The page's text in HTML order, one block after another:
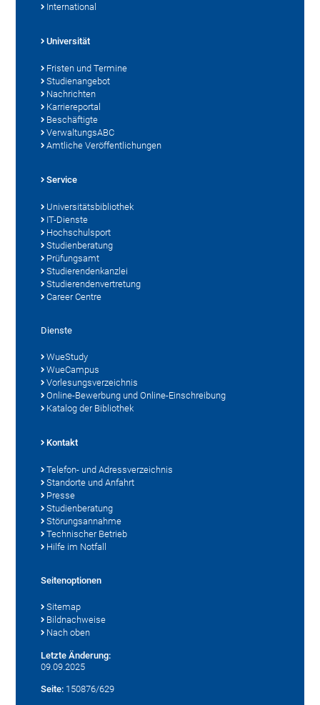
International
Universität
Fristen und Termine
Studienangebot
Nachrichten
Karriereportal
Beschäftigte
VerwaltungsABC
Amtliche Veröffentlichungen
Service
Universitätsbibliothek
IT-Dienste
Hochschulsport
Studienberatung
Prüfungsamt
Studierendenkanzlei
Studierendenvertretung
Career Centre
Dienste
WueStudy
WueCampus
Vorlesungsverzeichnis
Online-Bewerbung und Online-Einschreibung
Katalog der Bibliothek
Kontakt
Telefon- und Adressverzeichnis
Standorte und Anfahrt
Presse
Studienberatung
Störungsannahme
Technischer Betrieb
Hilfe im Notfall
Seitenoptionen
Sitemap
Bildnachweise
Nach oben
Letzte Änderung:
09.09.2025
Seite: 150876/629